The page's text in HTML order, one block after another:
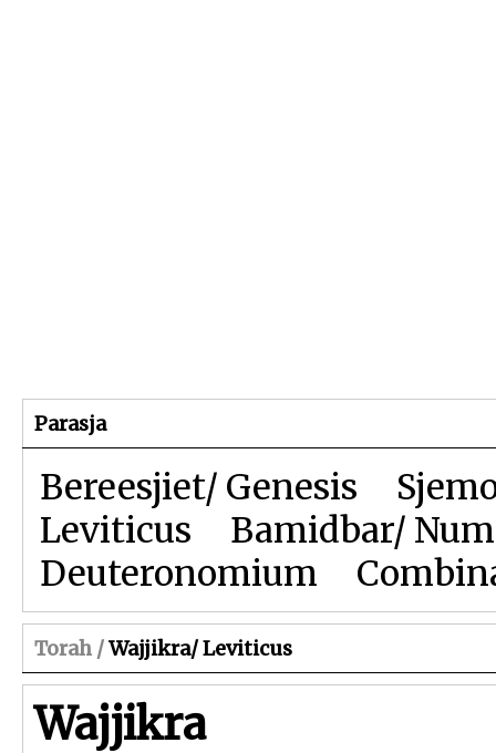
Parasja
Bereesjiet/ Genesis
Leviticus
Bamidbar/
Deuteronomium
Torah /Wajjikra/ Leviticus
Wajjikra